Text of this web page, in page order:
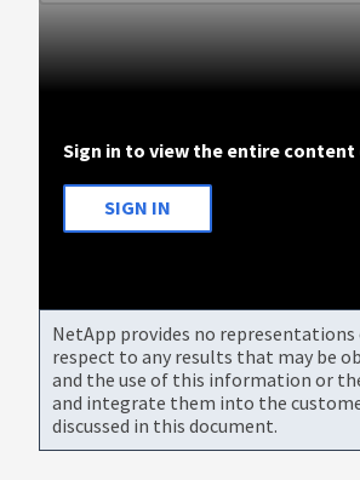
Sign in to view the entire
SIGN IN
NetApp provides no
respect to any results that may be
and the use of this information or
and integrate them into the
discussed in this document.